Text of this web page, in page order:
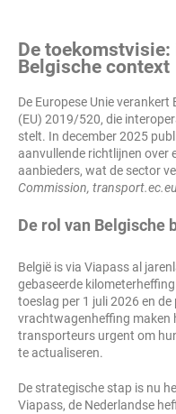
De
Belgische context
De Europese Unie verankert
(EU) 2019/520, die
stelt. In december 2025
aanvullende richtlijnen over
aanbieders, wat de sector
Commission,
De rol van Belgische
België is via Viapass al
gebaseerde
toeslag per 1 juli 2026 en
vrachtwagenheffing maken
transporteurs urgent om
te actualiseren.
De strategische stap is nu
Viapass, de Nederlandse